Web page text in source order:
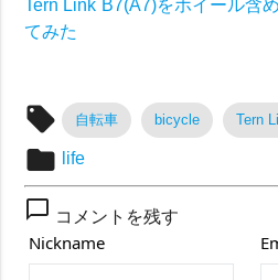
Tern Link B7(A7)をホイール含
てみた
local_offer 自転車 bicycle Tern
folder life
chat_bubble_outline コメントを残す